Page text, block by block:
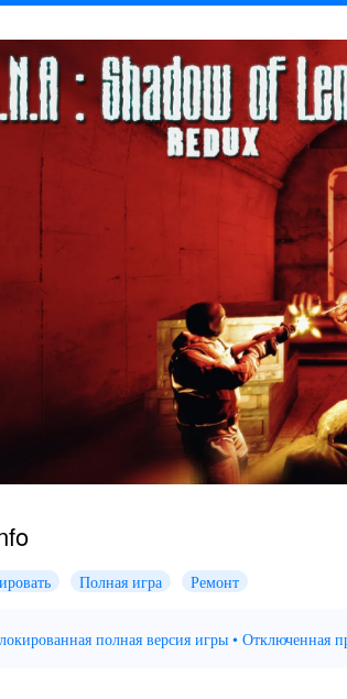
Полная игра Ремонт
полная версия игры • Отключенная